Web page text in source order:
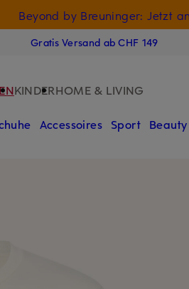
Beyond by Breuninger: Jetzt
der App: -10 € auf digitale
Gratis Versand ab CHF 149
KINDERHOME & LIVING
Accessoires Sport Beauty